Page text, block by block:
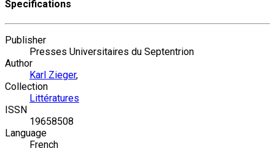
Specifications
Publisher
Presses Universitaires du Septentrion
Author
Karl Zieger,
Collection
Littératures
ISSN
19658508
Language
French